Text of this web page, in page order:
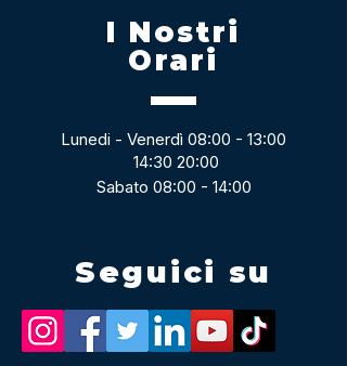
I Nostri
Orari
Lunedi - Venerdì 08:00 - 13:00
14:30 20:00
Sabato 08:00 - 14:00
Seguici su